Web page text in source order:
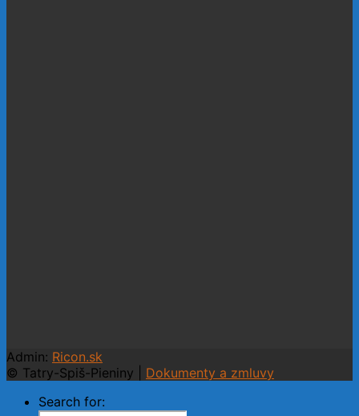
Admin: Ricon.sk
© Tatry-Spiš-Pieniny | Dokumenty a zmluvy
Search for: